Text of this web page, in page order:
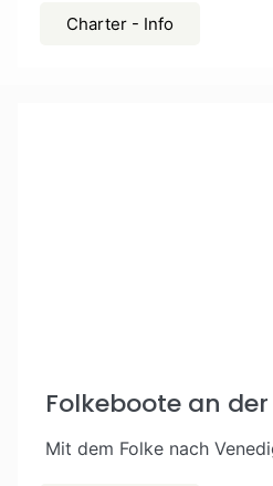
Charter - Info
Folkeboote an
Mit dem Folke nach